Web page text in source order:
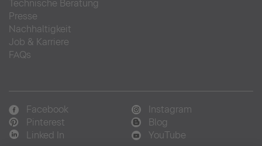
Technische Beratung
Presse
Nachhaltigkeit
Job & Karriere
FAQs
Facebook
Instagram
Pinterest
Blog
Linked In
YouTube